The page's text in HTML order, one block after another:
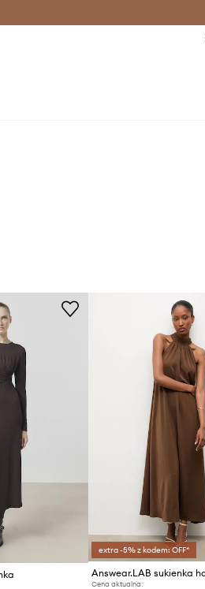
extra -5% z kodem: OFF*
Answear.LAB sukienka
Cena aktualna: